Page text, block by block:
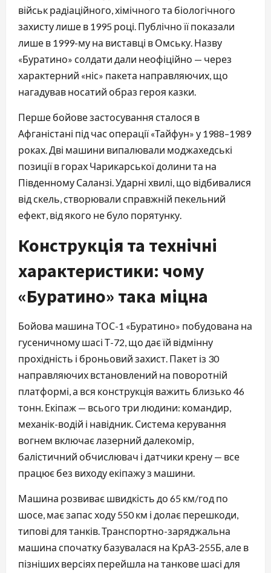
військ радіаційного, хімічного та біологічного
захисту лише в 1995 році. Публічно її показали
лише в 1999-му на виставці в Омську. Назву
«Буратино» солдати дали неофіційно — через
характерний «ніс» пакета направляючих, що
нагадував носатий образ героя казки.
Перше бойове застосування сталося в
Афганістані під час операції «Тайфун» у 1988–1989
роках. Дві машини випалювали моджахедські
позиції в горах Чарикарської долини та на
Південному Саланзі. Ударні хвилі, що відбивалися
від скель, створювали справжній пекельний
ефект, від якого не було порятунку.
Конструкція та технічні
характеристики: чому
«Буратино» така міцна
Бойова машина ТОС-1 «Буратино» побудована на
гусеничному шасі Т-72, що дає їй відмінну
прохідність і броньовий захист. Пакет із 30
направляючих встановлений на поворотній
платформі, а вся конструкція важить близько 46
тонн. Екіпаж — всього три людини: командир,
механік-водій і навідник. Система керування
вогнем включає лазерний далекомір,
балістичний обчислювач і датчики крену — все
працює без виходу екіпажу з машини.
Машина розвиває швидкість до 65 км/год по
шосе, має запас ходу 550 км і долає перешкоди,
типові для танків. Транспортно-заряджальна
машина спочатку базувалася на КрАЗ-255Б, але в
пізніших версіях перейшла на танкове шасі для